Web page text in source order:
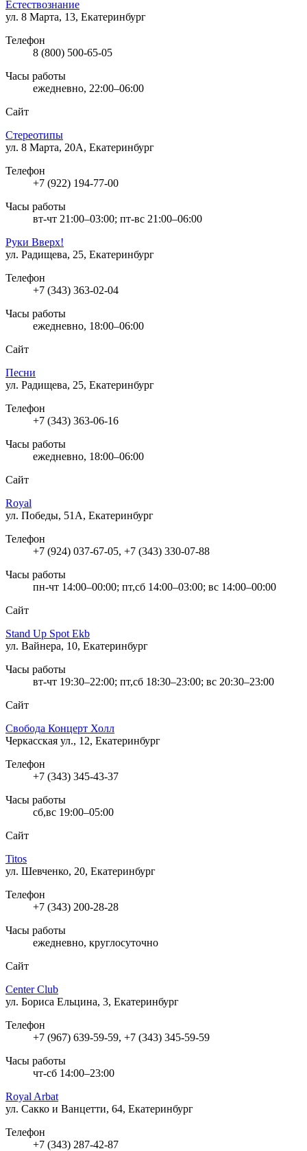
Естествознание
ул. 8 Марта, 13, Екатеринбург
Телефон
8 (800) 500-65-05
Часы работы
ежедневно, 22:00–06:00
Сайт
Стереотипы
ул. 8 Марта, 20А, Екатеринбург
Телефон
+7 (922) 194-77-00
Часы работы
вт-чт 21:00–03:00; пт-вс 21:00–06:00
Руки Вверх!
ул. Радищева, 25, Екатеринбург
Телефон
+7 (343) 363-02-04
Часы работы
ежедневно, 18:00–06:00
Сайт
Песни
ул. Радищева, 25, Екатеринбург
Телефон
+7 (343) 363-06-16
Часы работы
ежедневно, 18:00–06:00
Сайт
Royal
ул. Победы, 51А, Екатеринбург
Телефон
+7 (924) 037-67-05, +7 (343) 330-07-88
Часы работы
пн-чт 14:00–00:00; пт,сб 14:00–03:00; вс 14:00–00:00
Сайт
Stand Up Spot Ekb
ул. Вайнера, 10, Екатеринбург
Часы работы
вт-чт 19:30–22:00; пт,сб 18:30–23:00; вс 20:30–23:00
Сайт
Свобода Концерт Холл
Черкасская ул., 12, Екатеринбург
Телефон
+7 (343) 345-43-37
Часы работы
сб,вс 19:00–05:00
Сайт
Titos
ул. Шевченко, 20, Екатеринбург
Телефон
+7 (343) 200-28-28
Часы работы
ежедневно, круглосуточно
Сайт
Center Club
ул. Бориса Ельцина, 3, Екатеринбург
Телефон
+7 (967) 639-59-59, +7 (343) 345-59-59
Часы работы
чт-сб 14:00–23:00
Royal Arbat
ул. Сакко и Ванцетти, 64, Екатеринбург
Телефон
+7 (343) 287-42-87